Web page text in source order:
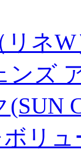
リネ
ンズ
リ